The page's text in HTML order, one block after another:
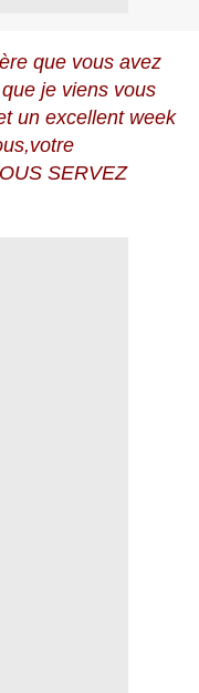
que vous avez
je viens vous
un excellent week
SERVEZ